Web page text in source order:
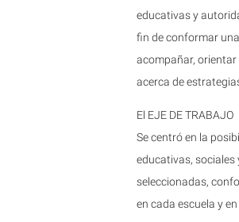
educativas y
fin de conformar
acompañar,
acerca de
El EJE DE TRABAJO
Se centró en la
educativas, sociales
seleccionadas,
en cada escuela y